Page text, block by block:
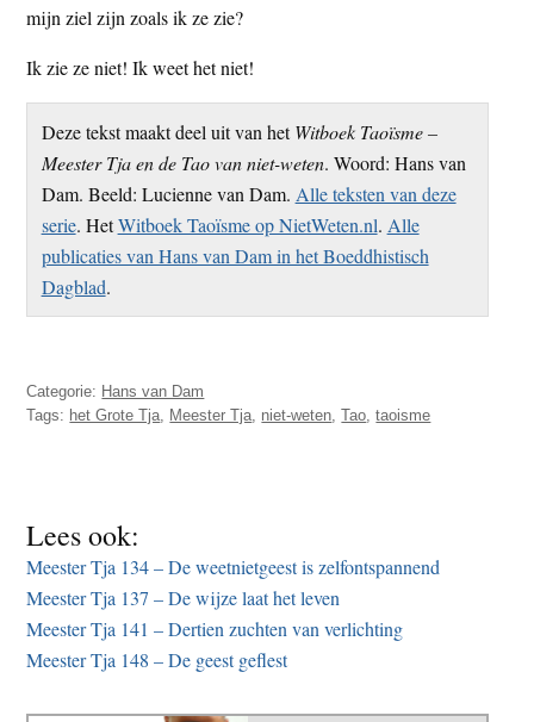
mijn ziel zijn zoals ik ze zie?
Ik zie ze niet! Ik weet het niet!
Deze tekst maakt deel uit van hetWitboek Taoïsme –
Meester Tja en de Tao van niet-weten. Woord: Hans van
Dam. Beeld: Lucienne van Dam. Alle teksten van deze
serie. HetWitboek Taoïsme op NietWeten.nl. Alle
publicaties van Hans van Dam in het Boeddhistisch
Dagblad.
Categorie: Hans van Dam
Tags: het Grote Tja, Meester Tja, niet-weten,Tao,taoisme
Lees ook:
Meester Tja 134 – De weetnietgeest is zelfontspannend
Meester Tja 137 – De wijze laat het leven
Meester Tja 141 – Dertien zuchten van verlichting
Meester Tja 148 – De geest geflest